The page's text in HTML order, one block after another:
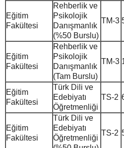
Eğitim
Fakültesi
Rehberlik ve
Psikolojik
Danışmanlık
(%50 Burslu)
TM-3
Eğitim
Fakültesi
Rehberlik ve
Psikolojik
Danışmanlık
(Tam Burslu)
TM-3
Eğitim
Fakültesi
Türk Dili ve
Edebiyatı
Öğretmenliği
TS-2
Eğitim
Fakültesi
Türk Dili ve
Edebiyatı
Öğretmenliği
TS-2